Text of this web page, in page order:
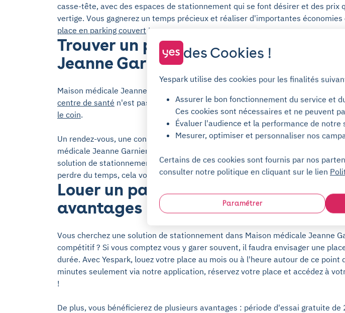
casse-tête, avec des espaces de stationnement qui se font désirer et des prix
vertige. Vous gagnerez un temps précieux et réaliser d'importantes
place en parking couvert !
Trouver un parking à Maison
Jeanne Garnier
Maison médicale Jeanne Garnier de Paris se trouve 106 Avenue Emile Zola. Se
centre de santé n'est pas toujours facile. Yespark vous donne lesoptions de
le coin.
Un rendez-vous, une consultation ou une visite à un proche peuvent vous
médicale Jeanne Garnier. Si vous décidez de vous y rendre en voiture, il vaut
solution de stationnement en avance. Il ne sera plus nécessaire de chercher
perdre du temps, cela vous permettra également de réduire le risque de
Louer un parking avec Yespark : les
avantages
Vous cherchez une solution de stationnement dans Maison médicale Jeanne
compétitif ? Si vous comptez vous y garer souvent, il faudra envisager une
durée. Avec Yespark, louez votre place au mois ou à l'heure autour de ce point
minutes seulement via notre application, réservez votre place et accédez à
!
De plus, vous bénéficierez de plusieurs avantages : période d'essai gratuite de
des Cookies !
Yespark utilise des cookies pour les finalités
Assurer le bon fonctionnement du service et
Ces cookies sont nécessaires et ne peuvent
Évaluer l'audience et la performance de notre
Mesurer, optimiser et personnaliser nos
Certains de ces cookies sont fournis par nos
consulter notre politique en cliquant sur le lien
Paramétrer